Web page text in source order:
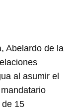
Abelardo de la
al asumir el
15